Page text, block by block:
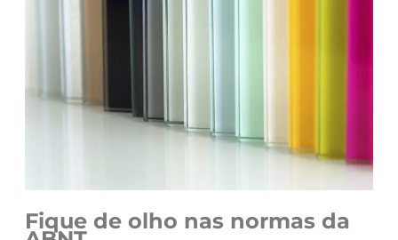
Fique de olho nas normas da